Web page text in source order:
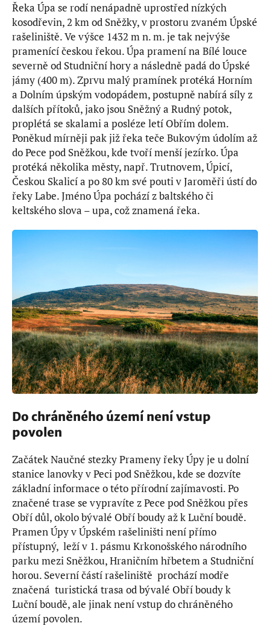
Řeka Úpa se rodí nenápadně uprostřed nízkých
kosodřevin, 2 km od Sněžky, v prostoru zvaném Úpské
rašeliniště. Ve výšce 1432 m n. m. je tak nejvýše
pramenící českou řekou. Úpa pramení na Bílé louce
severně od Studniční hory a následně padá do Úpské
jámy (400 m). Zprvu malý pramínek protéká Horním
a Dolním úpským vodopádem, postupně nabírá síly z
dalších přítoků, jako jsou Sněžný a Rudný potok,
proplétá se skalami a posléze letí Obřím dolem.
Poněkud mírněji pak již řeka teče Bukovým údolím až
do Pece pod Sněžkou, kde tvoří menší jezírko. Úpa
protéká několika městy, např. Trutnovem, Úpicí,
Českou Skalicí a po 80 km své pouti v Jaroměři ústí do
řeky Labe. Jméno Úpa pochází z baltského či
keltského slova – upa, což znamená řeka.
Do chráněného území není vstup
povolen
Začátek Naučné stezky Prameny řeky Úpy je u dolní
stanice lanovky v Peci pod Sněžkou, kde se dozvíte
základní informace o této přírodní zajímavosti. Po
značené trase se vypravíte z Pece pod Sněžkou přes
Obří důl, okolo bývalé Obří boudy až k Luční boudě.
Pramen Úpy v Úpském rašeliništi není přímo
přístupný, leží v 1. pásmu Krkonošského národního
parku mezi Sněžkou, Hraničním hřbetem a Studniční
horou. Severní částí rašeliniště prochází modře
značená turistická trasa od bývalé Obří boudy k
Luční boudě, ale jinak není vstup do chráněného
území povolen.